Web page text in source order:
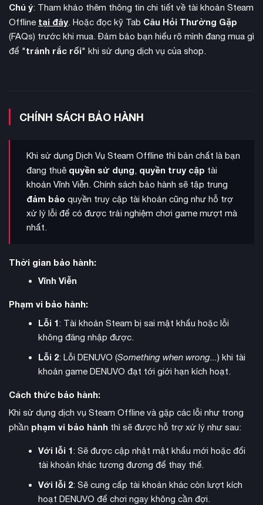
chuyển, cỏ cây lay động theo chuyển động nhân vật. Hệ
thống vật lý được cải tiến cho phép mọi tương tác đều tạo
ra phản ứng thực tế như đốn cây, phá hủy công trình.
Về gameplay, game cung cấp hệ thống
với việc quản lý nhiệt độ, nước uống, thức ăn và thời tiết.
Người chơi có thể dần dần mở rộng lãnh thổ thông qua việc
thu hoạch tài nguyên, xây dựng công trình, trồng trọt và
Hệ thốngthuần hóa động vậtcho phép người chơi bắt,
huấn luyện và lai tạo hàng trăm loài khủng long khác nhau.
Chú ý: Tham khảo thêm thông tin chi tiết về tài khoản Steam
Offline tại đây. Hoặc đọc kỹ Tab Câu Hỏi Thường Gặp
(FAQs) trước khi mua. Đảm bảo bạn hiểu rõ mình đang mua gì
để "tránh rắc rối" khi sử dụng dịch vụ của shop.
CHÍNH SÁCH BẢO HÀNH
Khi sử dụng Dịch Vụ Steam Offline thì bản chất là bạn
đang thuê quyền sử dụng, quyền truy cập tài
khoản Vĩnh Viễn. Chính sách bảo hành sẽ tập trung
đảm bảo quyền truy cập tài khoản cũng như hỗ trợ
xử lý lỗi để có được trải nghiệm chơi game mượt mà
nhất.
Thời gian bảo hành:
Vĩnh Viễn
Phạm vi bảo hành:
Lỗi 1: Tài khoản Steam bị sai mật khẩu hoặc lỗi
không đăng nhập được.
Lỗi 2: Lỗi DENUVO (Something when wrong...) khi tài
khoản game DENUVO đạt tới giới hạn kích hoạt.
Cách thức bảo hành:
Khi sử dụng dịch vụ Steam Offline và gặp các lỗi như trong
phần phạm vi bảo hành thì sẽ được hỗ trợ xử lý như sau:
Với lỗi 1: Sẽ được cập nhật mật khẩu mới hoặc đổi
tài khoản khác tương đương để thay thế.
Với lỗi 2: Sẽ cung cấp tài khoản khác còn lượt kích
hoạt DENUVO để chơi ngay không cần đợi.